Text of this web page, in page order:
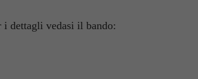
i dettagli vedasi il bando: